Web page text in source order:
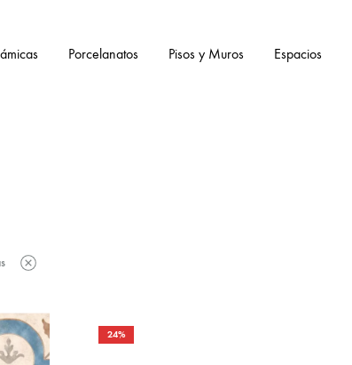
Porcelanatos Pisos y Muros Espacios
24%